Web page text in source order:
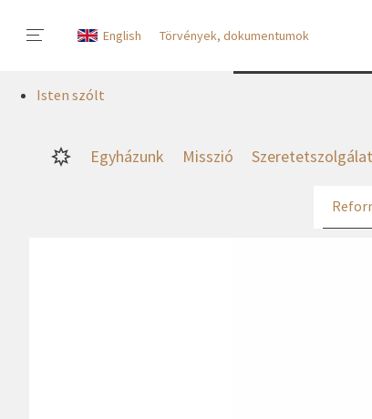
English Törvények, dokumentumok
Isten szólt
Egyházunk Misszió Szeretetszolgálat